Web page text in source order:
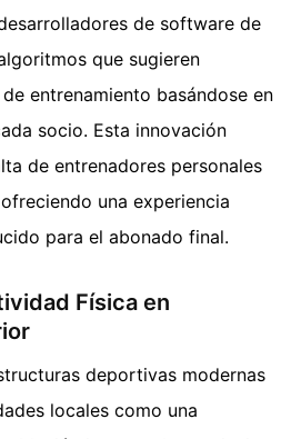
de software de
que sugieren
entrenamiento basándose en
socio. Esta innovación
de entrenadores personales
una experiencia
para el abonado final.
Física en
deportivas modernas
locales como una